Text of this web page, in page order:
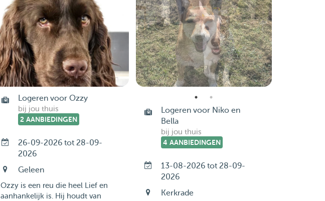
Logeren voor Ozzy
bij jou thuis
2 AANBIEDINGEN
26-09-2026 tot 28-09-
2026
Geleen
Ozzy is een reu die heel Lief en
aanhankelijk is. Hij houdt van
Logeren voor Niko en
Bella
bij jou thuis
4 AANBIEDINGEN
13-08-2026 tot 28-09-
2026
Kerkrade